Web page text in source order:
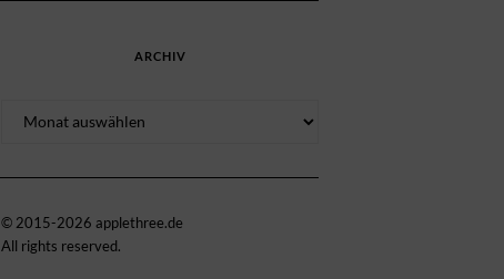
ARCHIV
© 2015-2026 applethree.de
All rights reserved.